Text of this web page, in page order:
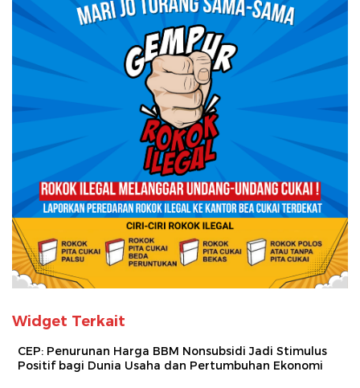
Widget Terkait
CEP: Penurunan Harga BBM Nonsubsidi Jadi Stimulus
Positif bagi Dunia Usaha dan Pertumbuhan Ekonomi